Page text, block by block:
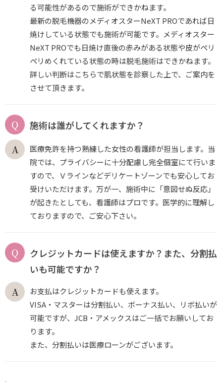
る可能性があるので施術ができかねます。
最新の脱毛機器のメディオスターNeXT PROであれば日
焼けしている状態でも施術が可能です。メディオスター
NeXT PROでも日焼け直後の赤みがある状態や皮がペリ
ペリめくれている状態の時は脱毛施術はできかねます。
詳しい判断はこちらで肌状態を診察した上で、ご案内を
させて頂きます。
施術は誰がしてくれますか？
医療免許を持つ熟練した女性の看護師が担当します。当
院では、プライバシーに十分配慮し完全個室にて行いま
すので、Ｖラインなどデリケートゾーンでも安心してお
受けいただけます。万が一、施術中に「意図せぬ反応」
が起きたとしても、看護師はプロです。医学的に理解し
ておりますので、ご安心下さい。
クレジットカードは使えますか？また、分割払
いも可能ですか？
お支払はクレジットカードも使えます。
VISA・マスターは分割払い、ボーナス払い、リボ払いが
可能ですが、JCB・アメックスはご一括でお願いしてお
ります。
また、分割払いは医療ローンがございます。